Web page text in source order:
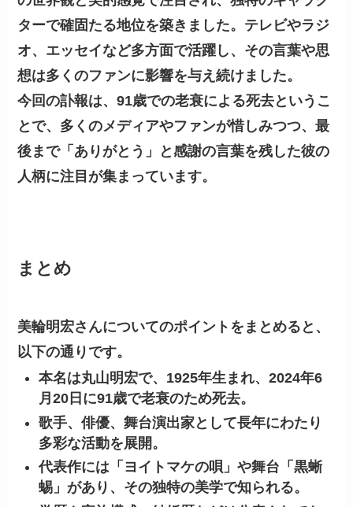
ターで確固たる地位を築きました。テレビやラジ
オ、エッセイなど多方面で活躍し、その言葉や思
想は多くのファンに影響を与え続けました。
今回の訃報は、91歳での老衰による死去というこ
とで、多くのメディアやファンが惜しみつつ、最
後まで「ありがとう」と感謝の言葉を残した彼の
人柄に注目が集まっています。
まとめ
美輪明宏さんについてのポイントをまとめると、
以下の通りです。
本名は丸山明宏で、1925年生まれ、2024年6
月20日に91歳で老衰のため死去。
歌手、俳優、舞台演出家として長年にわたり
多彩な活動を展開。
代表作には「ヨイトマケの唄」や舞台「黒蜥
蜴」があり、その独特の美学で知られる。